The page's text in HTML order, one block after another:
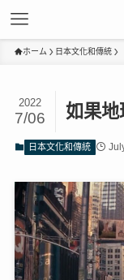
ホーム 日本文化和傳統
如果
2022
7/06
日本文化和傳統